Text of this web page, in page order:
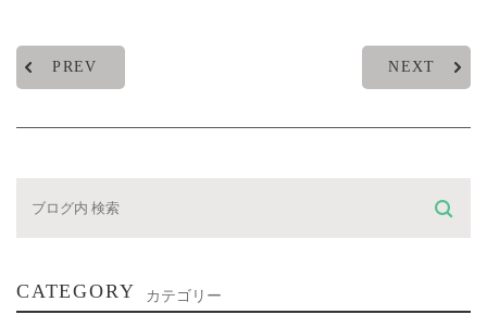
PREV NEXT
CATEGORY カテゴリー